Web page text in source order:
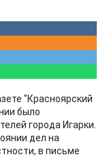
"Красноярский
было
города Игарки.
дел на
в письме